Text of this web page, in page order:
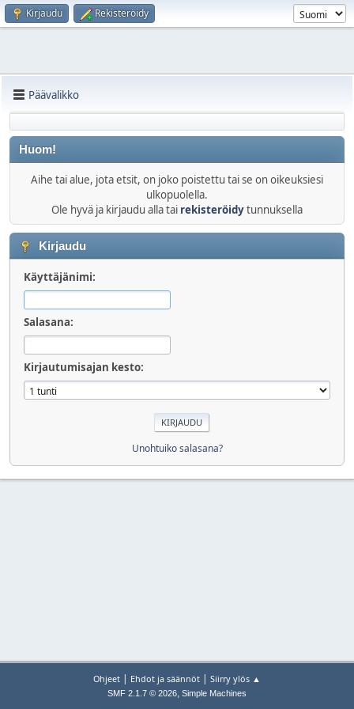
Kirjaudu Rekisteröidy
Päävalikko
Huom!
Aihe tai alue, jota etsit, on joko poistettu tai se on oikeuksiesi
ulkopuolella.
Ole hyvä ja kirjaudu alla tai rekisteröidytunnuksella
Kirjaudu
Käyttäjänimi:
Salasana:
Kirjautumisajan kesto:
Unohtuiko salasana?
Ohjeet | Ehdot ja säännöt | Siirry ylös ▲
SMF 2.1.7 © 2026, Simple Machines